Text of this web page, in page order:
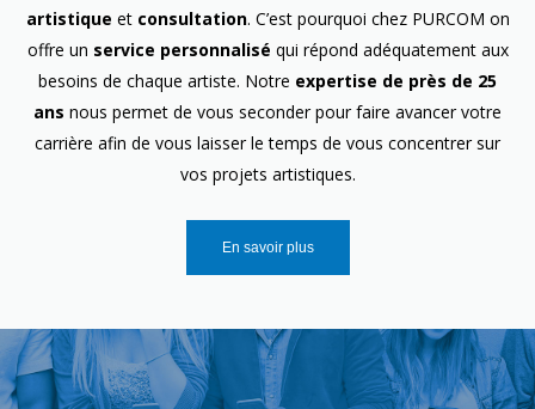
artistique etconsultation. C’est pourquoi chez PURCOM on
offre un service personnalisé qui répond adéquatement aux
besoins de chaque artiste. Notre expertise de près de 25
ans nous permet de vous seconder pour faire avancer votre
carrière afin de vous laisser le temps de vous concentrer sur
vos projets artistiques.
En savoir plus